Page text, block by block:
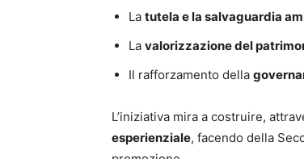
La tutela e la salvaguardia
La valorizzazione del
Il rafforzamento della
L’iniziativa mira a costruire,
esperienziale, facendo della